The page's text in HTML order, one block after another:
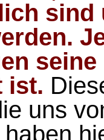
sind
ist.
uns